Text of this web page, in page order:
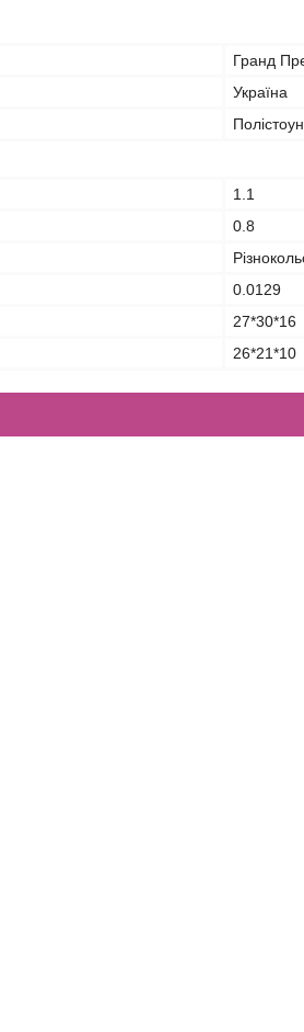
Гранд
Україна
Полістоун
1.1
0.8
0.0129
27*30*16
26*21*10